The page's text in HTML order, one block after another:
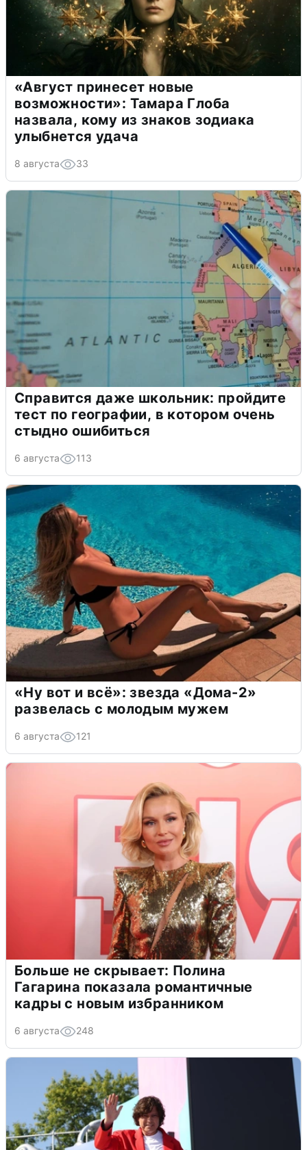
«Август принесет новые
возможности»: Тамара Глоба
назвала, кому из знаков зодиака
улыбнется удача
8 августа 33
Справится даже школьник: пройдите
тест по географии, в котором очень
стыдно ошибиться
6 августа 113
«Ну вот и всё»: звезда «Дома-2»
развелась с молодым мужем
6 августа 121
Больше не скрывает: Полина
Гагарина показала романтичные
кадры с новым избранником
6 августа 248